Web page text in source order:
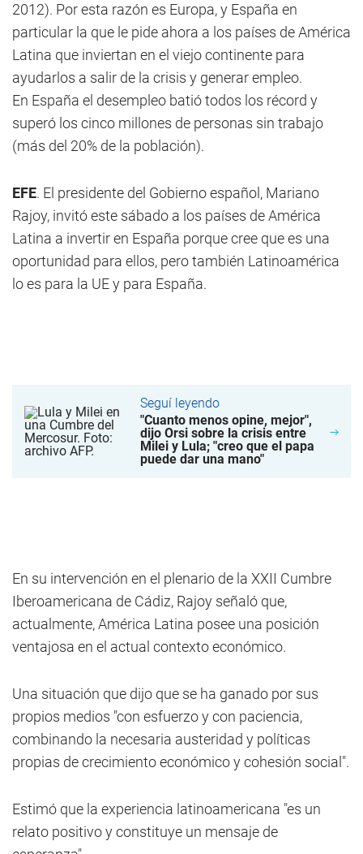
2012). Por esta razón es Europa, y España en
particular la que le pide ahora a los países de América
Latina que inviertan en el viejo continente para
ayudarlos a salir de la crisis y generar empleo.
En España el desempleo batió todos los récord y
superó los cinco millones de personas sin trabajo
(más del 20% de la población).
EFE. El presidente del Gobierno español, Mariano
Rajoy, invitó este sábado a los países de América
Latina a invertir en España porque cree que es una
oportunidad para ellos, pero también Latinoamérica
lo es para la UE y para España.
Seguí leyendo
"Cuanto menos opine, mejor",
dijo Orsi sobre la crisis entre
Milei y Lula; "creo que el papa
puede dar una mano"
En su intervención en el plenario de la XXII Cumbre
Iberoamericana de Cádiz, Rajoy señaló que,
actualmente, América Latina posee una posición
ventajosa en el actual contexto económico.
Una situación que dijo que se ha ganado por sus
propios medios "con esfuerzo y con paciencia,
combinando la necesaria austeridad y políticas
propias de crecimiento económico y cohesión social".
Estimó que la experiencia latinoamericana "es un
relato positivo y constituye un mensaje de